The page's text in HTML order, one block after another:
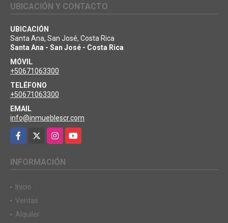
UBICACIÓN Y CONTACTO
UBICACIÓN
Santa Ana, San José, Costa Rica
Santa Ana - San José - Costa Rica
MÓVIL
+50671063300
TELÉFONO
+50671063300
EMAIL
info@inmueblescr.com
Facebook
InstagramYouTube
INFORMACIÓN
Inicio
Ventas
Alquiler